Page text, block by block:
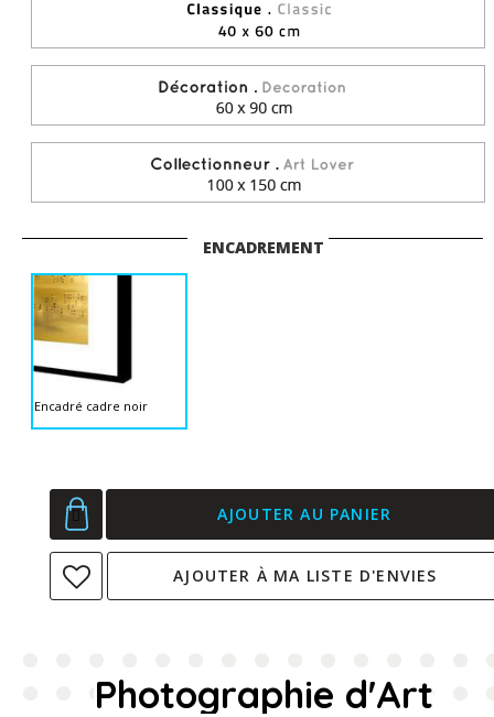
ENCADREMENT
Encadré cadre noir
AJOUTER AU PANIER
AJOUTER À MA LISTE D'ENVIES
Photographie d'Art